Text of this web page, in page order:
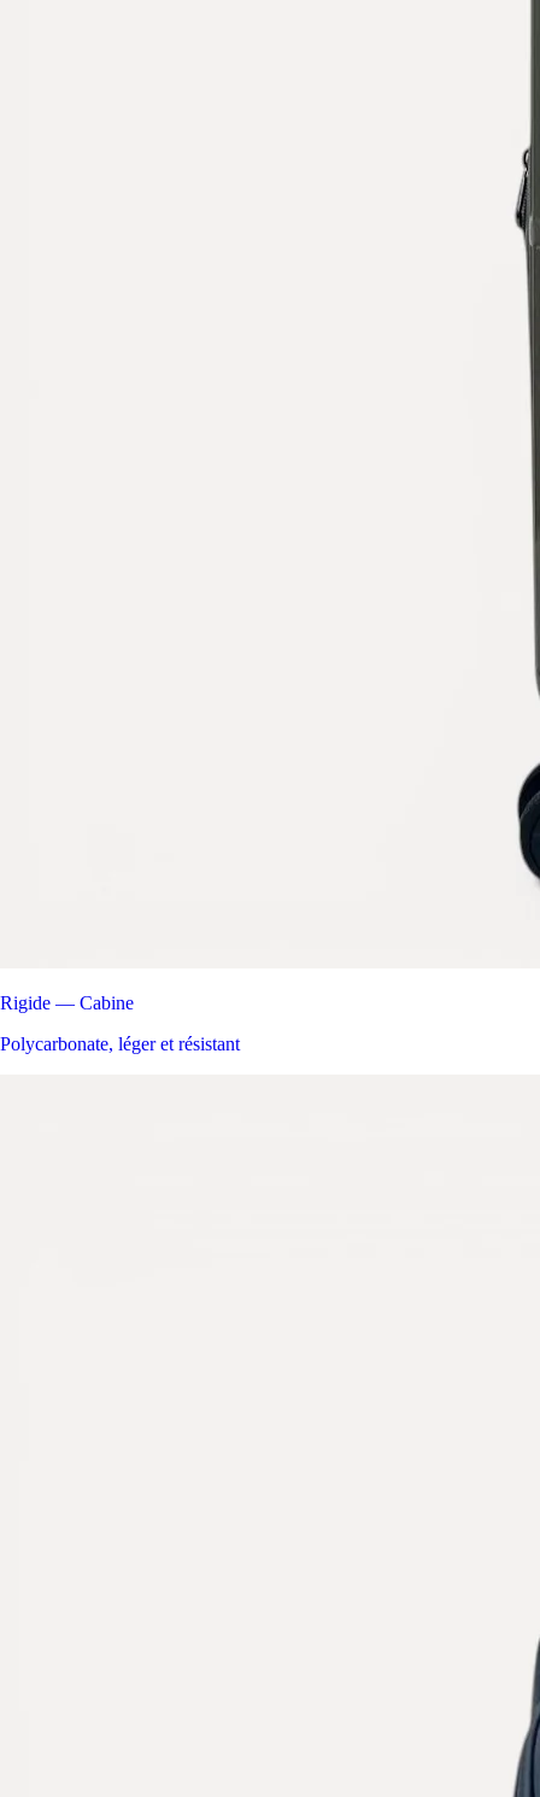
Rigide — Cabine
Polycarbonate, léger et résistant